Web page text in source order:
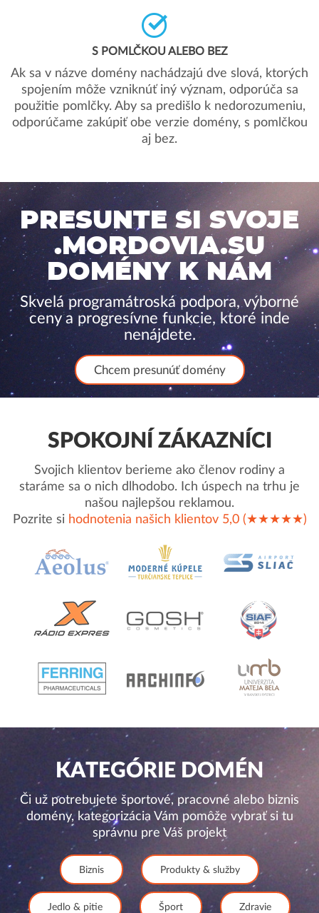
S POMLČKOU ALEBO BEZ
Ak sa v názve domény nachádzajú dve slová, ktorých
spojením môže vzniknúť iný význam, odporúča sa
použitie pomlčky. Aby sa predišlo k nedorozumeniu,
odporúčame zakúpiť obe verzie domény, s pomlčkou
aj bez.
PRESUNTE SI SVOJE
.MORDOVIA.SU
DOMÉNY K NÁM
Skvelá programátroská podpora, výborné
ceny a progresívne funkcie, ktoré inde
nenájdete.
Chcem presunúť domény
SPOKOJNÍ ZÁKAZNÍCI
Svojich klientov berieme ako členov rodiny a
staráme sa o nich dlhodobo. Ich úspech na trhu je
našou najlepšou reklamou.
Pozrite si hodnotenia našich klientov 5,0 (★★★★★)
KATEGÓRIE DOMÉN
Či už potrebujete športové, pracovné alebo biznis
domény, kategorizácia Vám pomôže vybrať si tu
správnu pre Váš projekt
Biznis Produkty & služby
Jedlo & pitie Šport Zdravie